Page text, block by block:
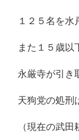
１２５名を水
また１５歳以
永厳寺が引き
天狗党の処刑
（現在の武田